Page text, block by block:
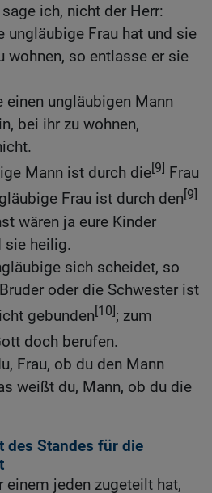
ich, nicht der Herr:
ungläubige Frau hat und sie
wohnen, so entlasse er sie
einen ungläubigen Mann
bei ihr zu wohnen,
Mann ist durch die[9] Frau
Frau ist durch den[9]
wären ja eure Kinder
sie heilig.
sich scheidet, so
oder die Schwester ist
gebunden[10]; zum
doch berufen.
Frau, ob du den Mann
weißt du, Mann, ob du die
des Standes für die
einem jeden zugeteilt hat,